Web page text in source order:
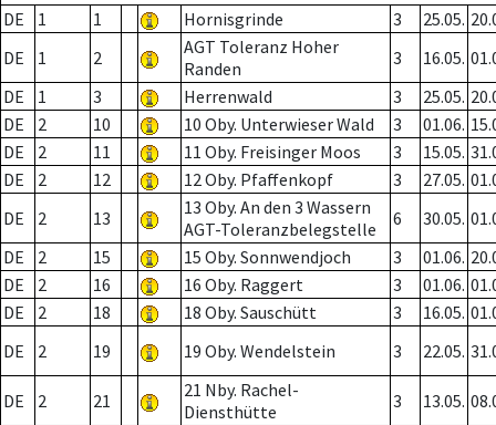
DE 1 1 Hornisgrinde 3 25.05.
DE
1 2
AGT Toleranz Hoher
Randen
3 16.05.
DE
1 3 Herrenwald 3 25.05.
DE
2 10 10 Oby. Unterwieser Wald 3 01.06.
DE
2 11 11 Oby. Freisinger Moos 3 15.05.
DE
2 12 12 Oby. Pfaffenkopf 3 27.05.
DE
2 13
13 Oby. An den 3 Wassern
AGT-Toleranzbelegstelle
6 30.05.
DE
2 15 15 Oby. Sonnwendjoch 3 01.06.
DE
2 16 16 Oby. Raggert 3 01.06.
DE
2 18 18 Oby. Sauschütt 3 16.05.
DE
2 19 19 Oby. Wendelstein 3 22.05.
DE 2 21
21 Nby. Rachel-
Diensthütte
3 13.05.